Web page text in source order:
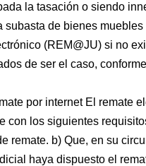
la tasación o siendo
subasta de bienes
(REM@JU) si no
de ser el caso,
por internet El remate
con los siguientes
remate. b) Que, en su
haya dispuesto el